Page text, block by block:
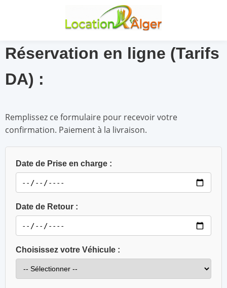
Réservation en ligne (Tarifs
DA) :
Remplissez ce formulaire pour recevoir votre
confirmation. Paiement à la livraison.
Date de Prise en charge :
Date de Retour :
Choisissez votre Véhicule :